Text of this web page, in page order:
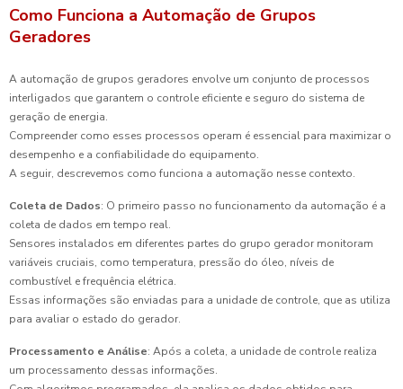
Como Funciona a Automação de Grupos
Geradores
A automação de grupos geradores envolve um conjunto de processos
interligados que garantem o controle eficiente e seguro do sistema de
geração de energia.
Compreender como esses processos operam é essencial para maximizar o
desempenho e a confiabilidade do equipamento.
A seguir, descrevemos como funciona a automação nesse contexto.
Coleta de Dados: O primeiro passo no funcionamento da automação é a
coleta de dados em tempo real.
Sensores instalados em diferentes partes do grupo gerador monitoram
variáveis cruciais, como temperatura, pressão do óleo, níveis de
combustível e frequência elétrica.
Essas informações são enviadas para a unidade de controle, que as utiliza
para avaliar o estado do gerador.
Processamento e Análise: Após a coleta, a unidade de controle realiza
um processamento dessas informações.